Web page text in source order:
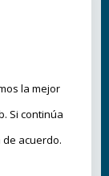
la mejor
Si continúa
acuerdo.